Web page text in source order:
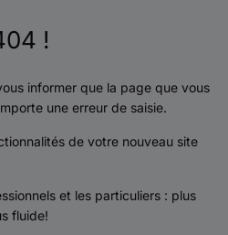
!
informer que la page que vous
une erreur de saisie.
de votre nouveau site
et les particuliers : plus
fluide!